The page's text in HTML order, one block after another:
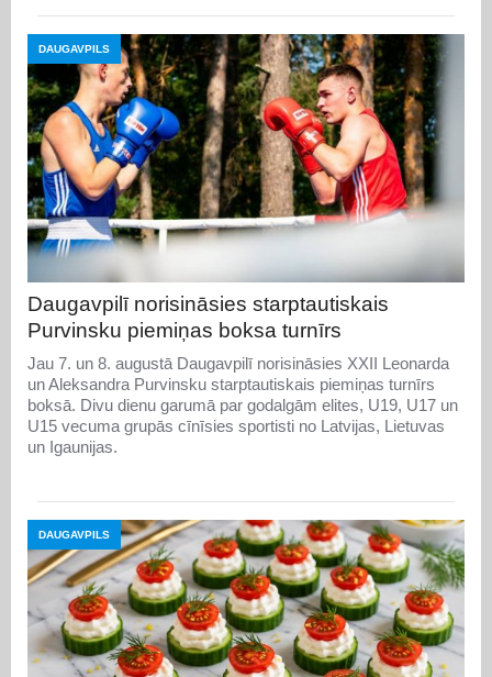
DAUGAVPILS
Daugavpilī norisināsies starptautiskais
Purvinsku piemiņas boksa turnīrs
Jau 7. un 8. augustā Daugavpilī norisināsies XXII Leonarda
un Aleksandra Purvinsku starptautiskais piemiņas turnīrs
boksā. Divu dienu garumā par godalgām elites, U19, U17 un
U15 vecuma grupās cīnīsies sportisti no Latvijas, Lietuvas
un Igaunijas.
DAUGAVPILS